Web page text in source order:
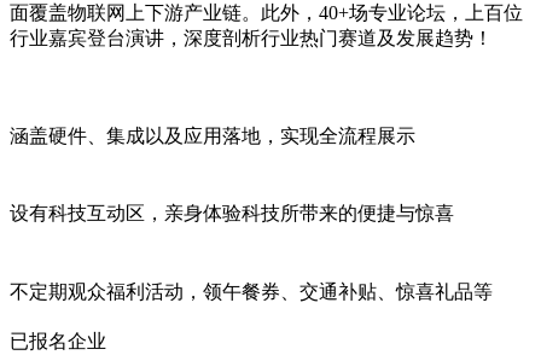
面覆盖物联网上下游产业链。此外，40+场专业论坛，上百位
行业嘉宾登台演讲，深度剖析行业热门赛道及发展趋势！
涵盖硬件、集成以及应用落地，实现全流程展示
设有科技互动区 ，亲身体验科技所带来的便捷与惊喜
不定期观众福利活动 ，领午餐券、交通补贴、惊喜礼品等
已报名企业